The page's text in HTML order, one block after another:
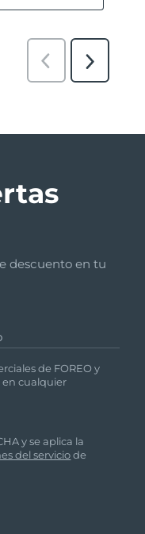
descuento en tu
de FOREO y
cualquier
y se aplica la
del serviciode